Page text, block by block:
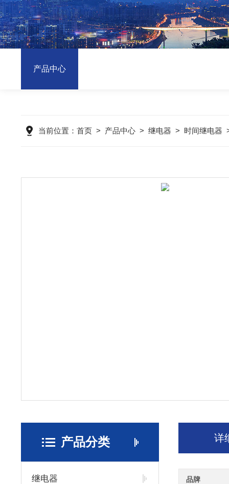
产品中心
当前位置： 首页> 产品中心> 继电器 > 时间继电器
产品分类
继电器
详
品牌